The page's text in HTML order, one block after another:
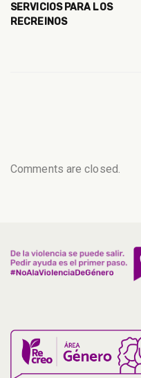
SERVICIOS PARA LOS
RECREINOS
Comments are closed.